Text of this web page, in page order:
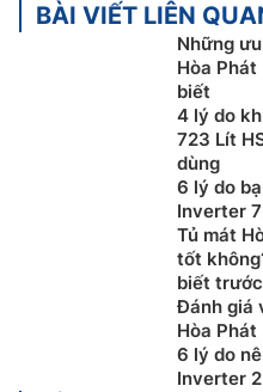
BÀI VIẾT LIÊN
Những
Hòa
biết
4 lý do
723 Lít
dùng
6 lý do
Inverter
Tủ mát
tốt
biết
Đánh giá
Hòa Phát
6 lý do
Inverter